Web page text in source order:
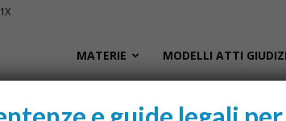
MATERIE MODELLI ATTI